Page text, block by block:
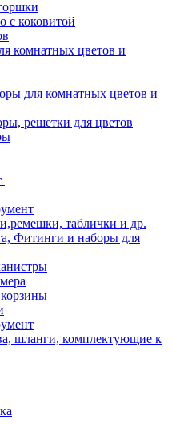
с коковитой
комнатных цветов и
для комнатных цветов и
решетки для цветов
таблички и др.
Фитинги и наборы для
шланги, комплектующие к